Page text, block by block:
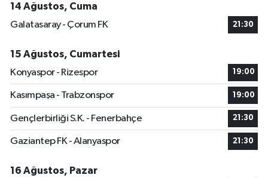
14 Ağustos, Cuma
Galatasaray - Çorum FK
21:30
15 Ağustos, Cumartesi
Konyaspor - Rizespor
19:00
Kasımpaşa - Trabzonspor 19:00
Gençlerbirliği S.K. - Fenerbahçe 21:30
Gaziantep FK - Alanyaspor 21:30
16 Ağustos, Pazar